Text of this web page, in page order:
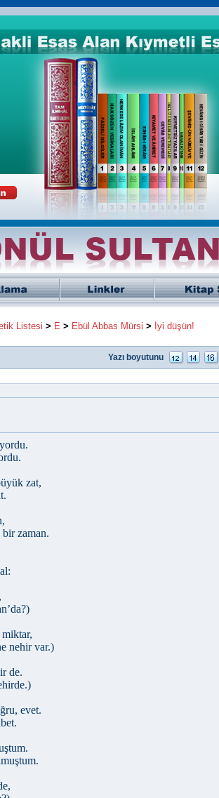
Listesi > E > Ebül Abbas Mürsi > İyi düşün!
Yazı boyutunu
zat,
zaman.
nehir var.)
de.
evet.